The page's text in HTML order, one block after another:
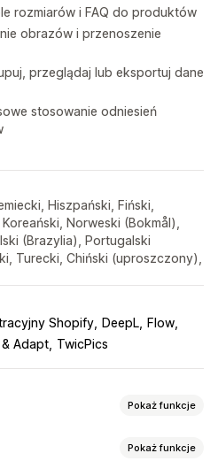
rozmiarów i FAQ do produktów
obrazów i przenoszenie
przeglądaj lub eksportuj dane
stosowanie odniesień
Hiszpański, Fiński,
Norweski (Bokmål),
(Brazylia), Portugalski
Turecki, Chiński (uproszczony),
Shopify DeepL
Flow
Adapt TwicPics
Pokaż funkcje
Pokaż funkcje